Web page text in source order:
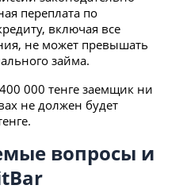
переплата по
включая все
не может превышать
займа.
000 тенге заемщик ни
не должен будет
вопросы и